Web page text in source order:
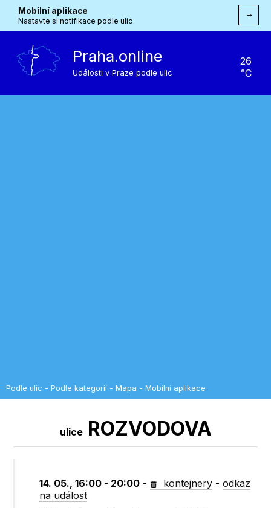
Mobilní aplikace
Nastavte si notifikace podle ulic
→
Praha.online
Události v Praze podle ulic
26
°C
Podle ulic - Podle kategorií - Mapa - Mobilní aplikace
uliceROZVODOVA
14. 05., 16:00 - 20:00 - kontejnery -odkaz
na událost